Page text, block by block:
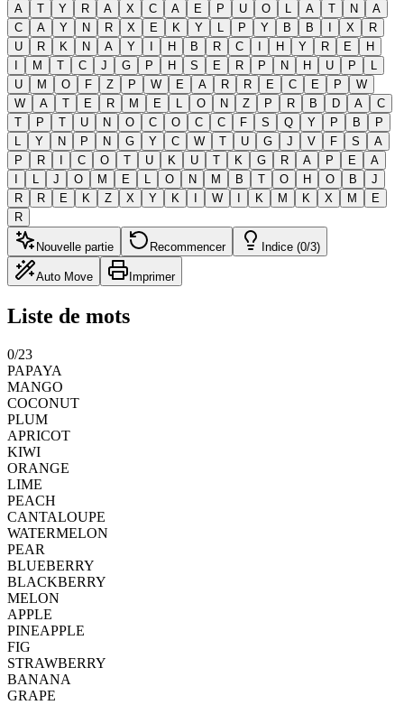
A
T Y R A X C A E P U O L A T N
A
C
A Y N R X E K Y L P Y B B I X
R
U
R K N A Y I H B R C I H Y R E
H
I
M T C J G P H S E R P N H U P
L
U
M O F Z P W E A R R E C E P
W
W
A T E R M E L O N Z P R B D A
C
T
P T U N O C O C C F S Q Y P B
P
L
Y N P N G Y C W T U G J V F S
A
P
R I C O T U K U T K G R A P E
A
I
L J O M E L O N M B T O H O B
J
R
R E K Z X Y K I W I K M K X M
E
R
Nouvelle partie Recommencer Indice (0/3)
Auto Move Imprimer
Liste de mots
0/23
PAPAYA
MANGO
COCONUT
PLUM
APRICOT
KIWI
ORANGE
LIME
PEACH
CANTALOUPE
WATERMELON
PEAR
BLUEBERRY
BLACKBERRY
MELON
APPLE
PINEAPPLE
FIG
STRAWBERRY
BANANA
GRAPE